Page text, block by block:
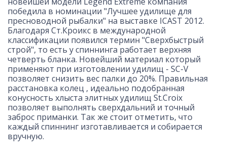
победила в номинации "Лучшее удилище для
пресноводной рыбалки" на выставке ICAST 2012.
Благодаря Ст.Кроикс в международной
классификации появился термин "Сверхбыстрый
строй", то есть у спиннинга работает верхняя
четверть бланка. Новейший материал который
применяют при изготовлении удилищ - SC-V
позволяет снизить вес палки до 20%. Правильная
расстановка колец , идеально подобранная
конусность хлыста элитных удилищ St.Croix
позволяет выполнять сверхдальний и точный
заброс приманки. Так же стоит отметить, что
каждый спиннинг изготавливается и собирается
вручную.